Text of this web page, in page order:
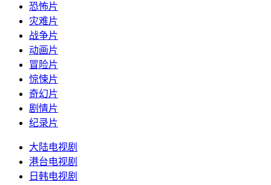
恐怖片
灾难片
战争片
动画片
冒险片
惊悚片
奇幻片
剧情片
纪录片
大陆电视剧
港台电视剧
日韩电视剧